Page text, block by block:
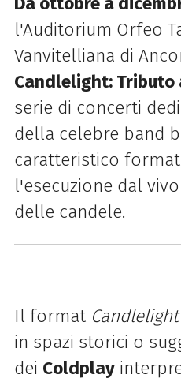
l'Auditorium Orfeo
Vanvitelliana di
Candlelight: Tributo
serie di concerti
della celebre band
caratteristico
l'esecuzione dal
delle candele.
Il format Candlelight
in spazi storici o
dei Coldplay